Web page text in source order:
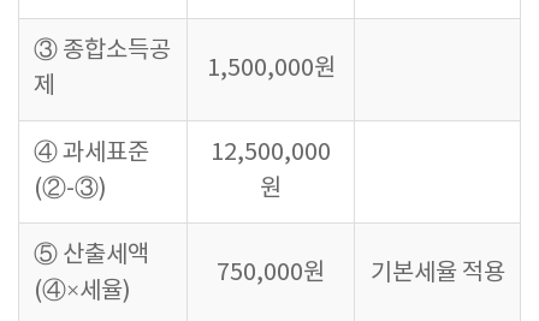
③ 종합소득공
제
1,500,000원
④ 과세표준
(②-③)
12,500,000
원
⑤ 산출세액
(④×세율)
750,000원 기본세율 적용